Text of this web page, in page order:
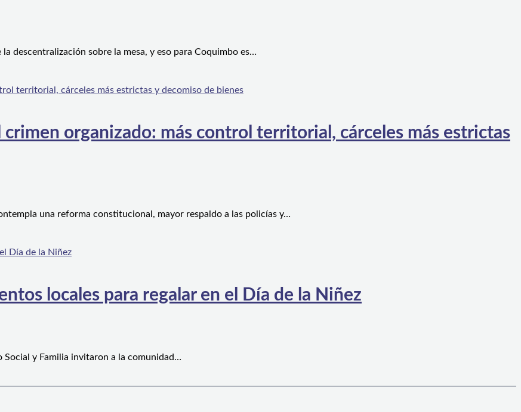
descentralización sobre la mesa, y eso para Coquimbo es…
organizado: más control territorial, cárceles más estrictas
una reforma constitucional, mayor respaldo a las policías y…
locales para regalar en el Día de la Niñez
Social y Familia invitaron a la comunidad…